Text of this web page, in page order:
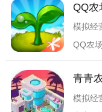
QQ农
模拟经
青青
模拟经